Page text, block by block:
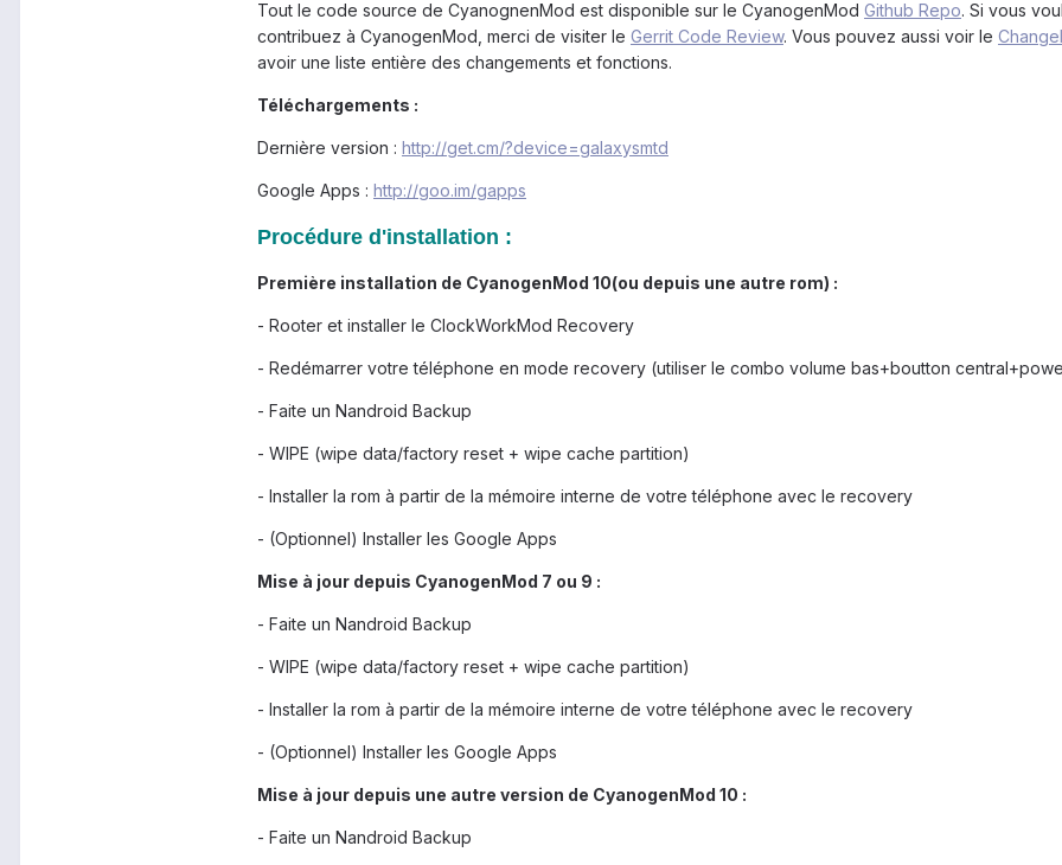
Tout le code source de CyanognenMod est disponible sur le CyanogenMod Github Repo. Si vous
contribuez à CyanogenMod, merci de visiter le Gerrit Code Review. Vous pouvez aussi voir le
avoir une liste entière des changements et fonctions.
Téléchargements :
Dernière version : http://get.cm/?device=galaxysmtd
Google Apps : http://goo.im/gapps
Procédure d'installation :
Première installation de CyanogenMod 10(ou depuis une autre rom) :
- Rooter et installer le ClockWorkMod Recovery
- Redémarrer votre téléphone en mode recovery (utiliser le combo volume bas+boutton
- Faite un Nandroid Backup
- WIPE (wipe data/factory reset + wipe cache partition)
- Installer la rom à partir de la mémoire interne de votre téléphone avec le recovery
- (Optionnel) Installer les Google Apps
Mise à jour depuis CyanogenMod 7 ou 9 :
- Faite un Nandroid Backup
- WIPE (wipe data/factory reset + wipe cache partition)
- Installer la rom à partir de la mémoire interne de votre téléphone avec le recovery
- (Optionnel) Installer les Google Apps
Mise à jour depuis une autre version de CyanogenMod 10 :
- Faite un Nandroid Backup